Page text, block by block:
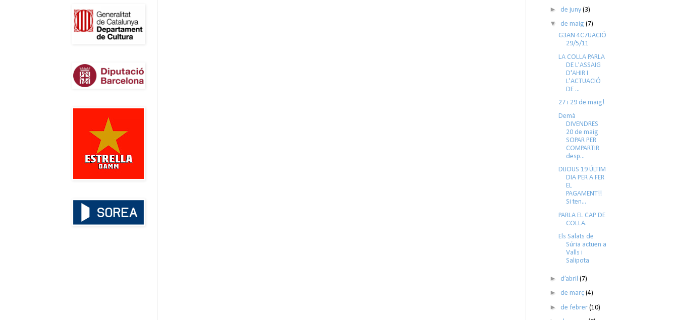
► de juny (3)
▼ de maig (7)
G3AN 4C7UACIÓ
29/5/11
LA COLLA PARLA
DE L'ASSAIG
D'AHIR I
L'ACTUACIÓ
DE ...
27 i 29 de maig!
Demà
DIVENDRES
20 de maig
SOPAR PER
COMPARTIR
desp...
DIJOUS 19 ÚLTIM
DIA PER A FER
EL
PAGAMENT!!
Si ten...
PARLA EL CAP DE
COLLA.
Els Salats de
Súria actuen a
Valls i
Salipota
► d’abril (7)
► de març (4)
► de febrer (10)